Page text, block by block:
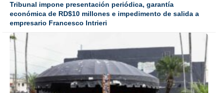
Tribunal impone presentación periódica, garantía
económica de RD$10 millones e impedimento de salida a
empresario Francesco Intrieri